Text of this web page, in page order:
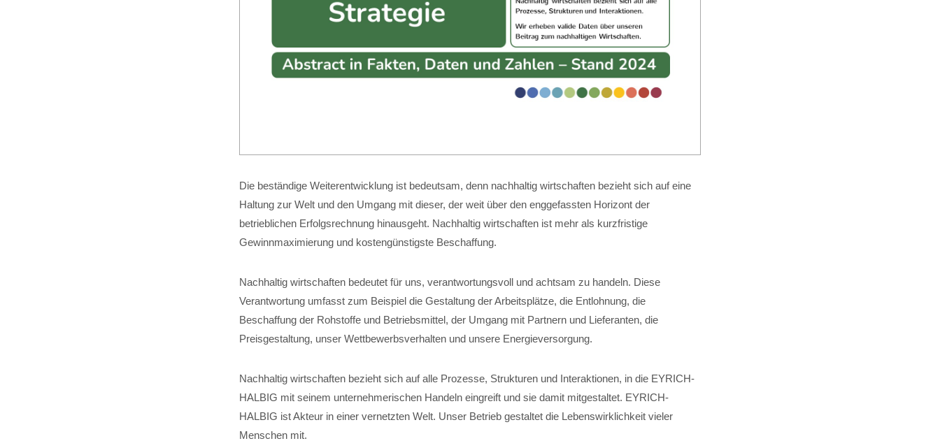
Die beständige Weiterentwicklung ist bedeutsam, denn nachhaltig wirtschaften bezieht sich auf eine
Haltung zur Welt und den Umgang mit dieser, der weit über den enggefassten Horizont der
betrieblichen Erfolgsrechnung hinausgeht. Nachhaltig wirtschaften ist mehr als kurzfristige
Gewinnmaximierung und kostengünstigste Beschaffung.
Nachhaltig wirtschaften bedeutet für uns, verantwortungsvoll und achtsam zu handeln. Diese
Verantwortung umfasst zum Beispiel die Gestaltung der Arbeitsplätze, die Entlohnung, die
Beschaffung der Rohstoffe und Betriebsmittel, der Umgang mit Partnern und Lieferanten, die
Preisgestaltung, unser Wettbewerbsverhalten und unsere Energieversorgung.
Nachhaltig wirtschaften bezieht sich auf alle Prozesse, Strukturen und Interaktionen, in die EYRICH-
HALBIG mit seinem unternehmerischen Handeln eingreift und sie damit mitgestaltet. EYRICH-
HALBIG ist Akteur in einer vernetzten Welt. Unser Betrieb gestaltet die Lebenswirklichkeit vieler
Menschen mit.